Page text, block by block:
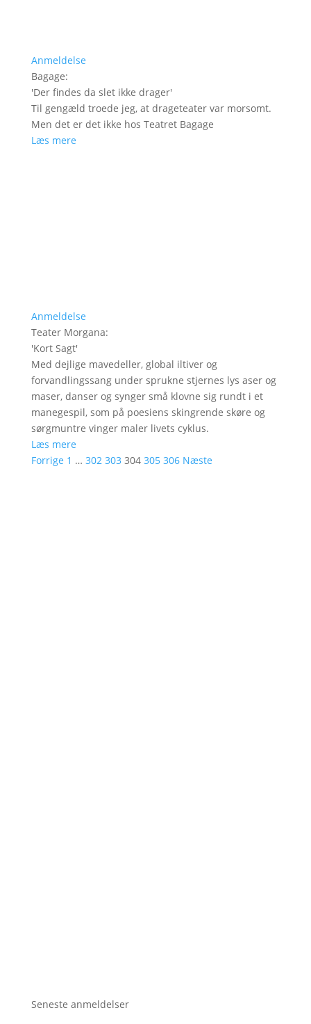
Anmeldelse
Bagage:
'Der findes da slet ikke drager'
Til gengæld troede jeg, at drageteater var morsomt.
Men det er det ikke hos Teatret Bagage
Læs mere
Anmeldelse
Teater Morgana:
'Kort Sagt'
Med dejlige mavedeller, global iltiver og
forvandlingssang under sprukne stjernes lys aser og
maser, danser og synger små klovne sig rundt i et
manegespil, som på poesiens skingrende skøre og
sørgmuntre vinger maler livets cyklus.
Læs mere
Forrige 1 … 302 303 304 305 306 Næste
Seneste anmeldelser